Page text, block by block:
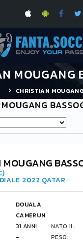
MOUGANG
CHRISTIAN
2022 QATAR
DOUALA
CAMERUN
31 ANNI NATO IL:
- PESO: